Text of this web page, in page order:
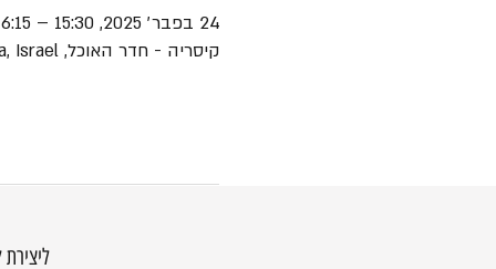
24 בפבר׳ 2025, 15:30 – 16:15
קיסריה - חדר האוכל, HaEshel St 45, Caesarea, Israel